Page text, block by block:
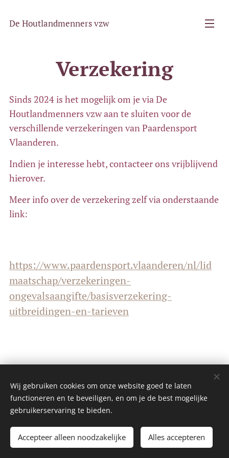
De Houtlandmenners vzw
Verzekering
Sinds 2024 is het mogelijk om je via De
Houtlandmenners vzw aan te sluiten voor de
verschillende verzekeringen van Paardensport
Vlaanderen.
Indien je interesse hebt, contacteer ons vrijblijvend
hierover.
Meer info over de verzekering zelf via onderstaande
link:
https://www.paardensport.vlaanderen/nl/lid
maatschap/verzekeringen-
ongevalsaangifte/basisverzekering-
uitbreidingen-en-tarieven
(c) De Houtlandmenners vzw
Cookies
Wij gebruiken cookies om onze website goed te laten
functioneren en te beveiligen, en om je de best mogelijke
gebruikerservaring te bieden.
Accepteer alleen noodzakelijke Alles accepteren